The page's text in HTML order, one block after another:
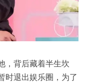
，背后藏着半生坎
时退出娱乐圈，为了